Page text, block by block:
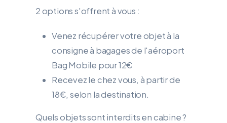
2 options s'offrent à vous :
Venez récupérer votre objet à la
consigne à bagages de l'aéroport
Bag Mobile pour 12€
Recevez le chez vous, à partir de
18€, selon la destination.
Quels objets sont interdits en cabine ?